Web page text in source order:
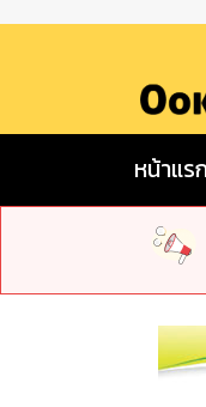
หน้าแร